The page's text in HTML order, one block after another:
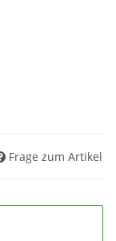
Frage zum Artikel